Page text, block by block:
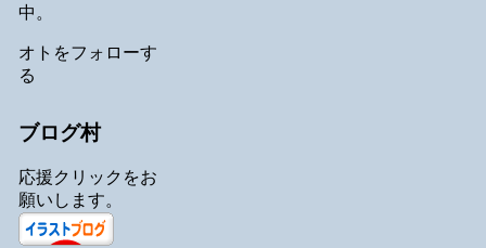
中。
オトをフォローす
る
ブログ村
応援クリックをお
願いします。